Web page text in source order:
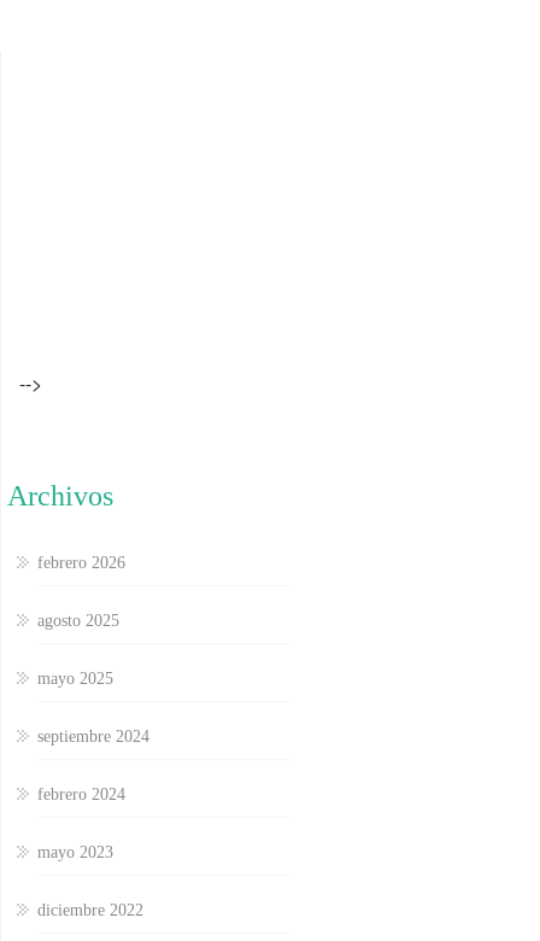
-->
Archivos
febrero 2026
agosto 2025
mayo 2025
septiembre 2024
febrero 2024
mayo 2023
diciembre 2022